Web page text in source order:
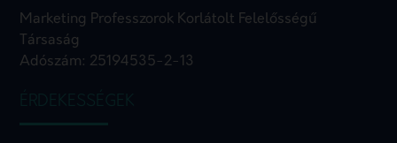
Marketing Professzorok Korlátolt Felelősségű
Társaság
Adószám: 25194535-2-13
ÉRDEKESSÉGEK